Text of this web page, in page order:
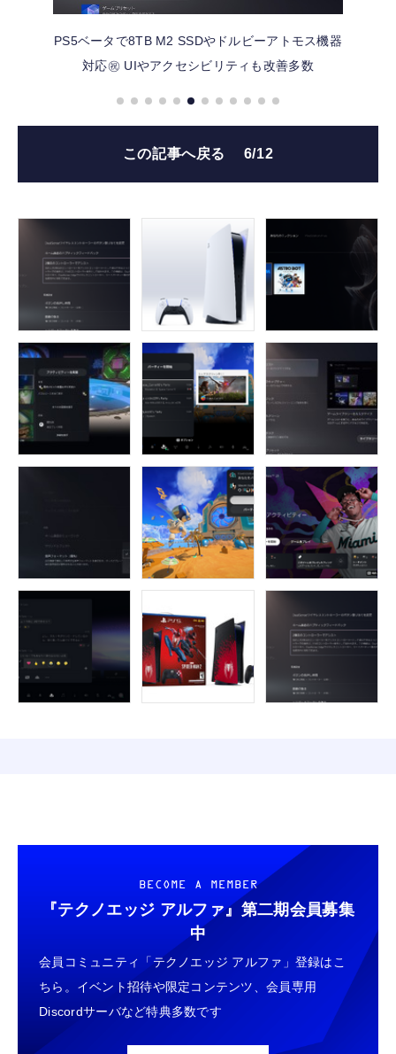
PS5ベータで8TB M2 SSDやドルビーアトモス機器
対応㊗ UIやアクセシビリティも改善多数
この記事へ戻る 6/12
BECOME A MEMBER
『テクノエッジ アルファ』 第二期会員募集
中
会員コミュニティ「テクノエッジ アルファ」登録はこ
ちら。イベント招待や限定コンテンツ、会員専用
Discordサーバなど特典多数です